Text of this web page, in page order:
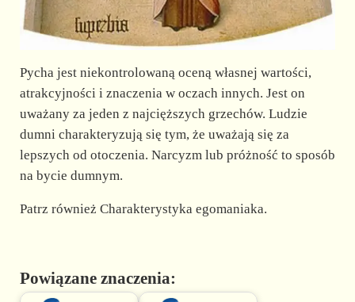
Pycha jest niekontrolowaną oceną własnej wartości,
atrakcyjności i znaczenia w oczach innych. Jest on
uważany za jeden z najcięższych grzechów. Ludzie
dumni charakteryzują się tym, że uważają się za
lepszych od otoczenia. Narcyzm lub próżność to sposób
na bycie dumnym.
Patrz również Charakterystyka egomaniaka.
Powiązane znaczenia: